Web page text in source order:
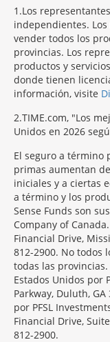
1 Los
independientes.
vender todos los
provincias. Los
productos y
donde tienen
información, visite
2 TIME.com, "Los
Unidos en 2026
El seguro a término
primas aumentan
iniciales y a ciertas
a término y los
Sense Funds son
Company of
Financial Drive,
812-2900. No todos
todas las
Estados Unidos por
Parkway, Duluth,
por PFSL
Financial Drive,
812-2900.